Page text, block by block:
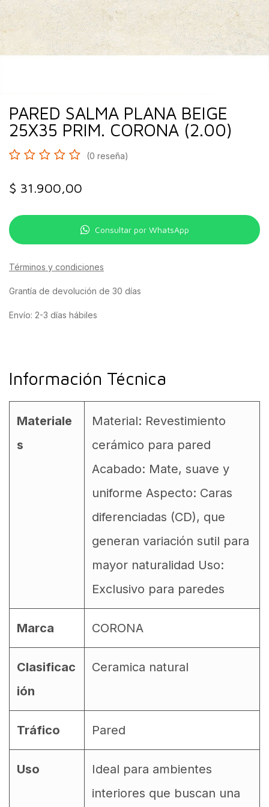
PARED SALMA PLANA BEIGE
25X35 PRIM. CORONA (2.00)
(0 reseña)
$ 31.900,00
Consultar por WhatsApp
Términos y condiciones
Grantía de devolución de 30 días
Envío: 2-3 días hábiles
Información Técnica
Materiale
s
Material: Revestimiento
cerámico para pared
Acabado: Mate, suave y
uniforme Aspecto: Caras
diferenciadas (CD), que
generan variación sutil para
mayor naturalidad Uso:
Exclusivo para paredes
Marca CORONA
Clasificac
ión
Ceramica natural
Tráfico Pared
Uso
Ideal para ambientes
interiores que buscan una